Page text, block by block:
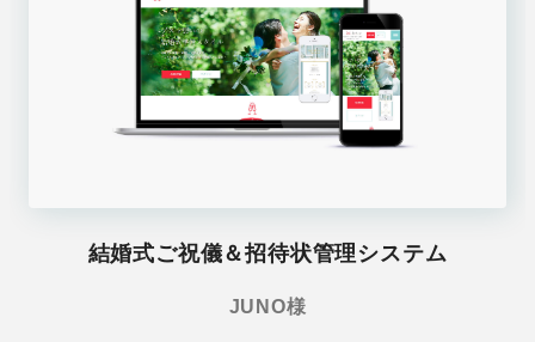
結婚式ご祝儀＆招待状管理システム
JUNO様